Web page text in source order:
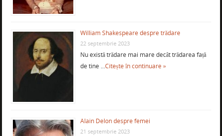
William Shakespeare despre trădare
22 septembrie 2023
Nu există trădare mai mare decât trădarea față
de tine …Citește în continuare »
Alain Delon despre femei
21 septembrie 2023